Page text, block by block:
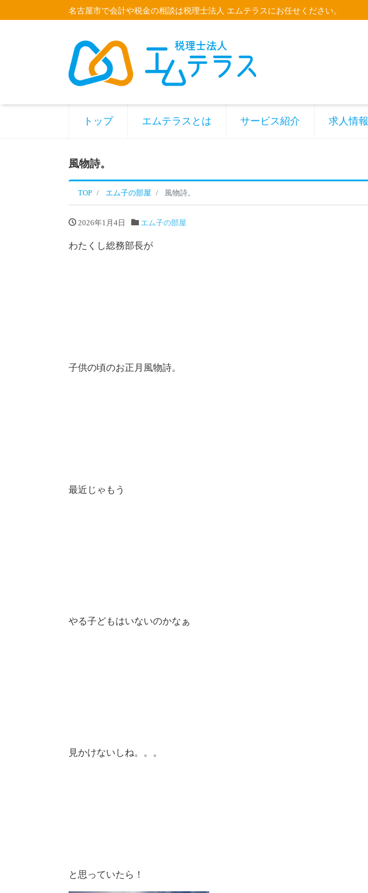
名古屋市で会計や税金の相談は税理士法人 エムテラスにお任せください。
トップ エムテラスとは サービス紹介 求人情報
風物詩。
TOP エム子の部屋 風物詩。
2026年1月4日 エム子の部屋
わたくし総務部長が
子供の頃のお正月風物詩。
最近じゃもう
やる子どもはいないのかなぁ
見かけないしね。。。
と思っていたら！